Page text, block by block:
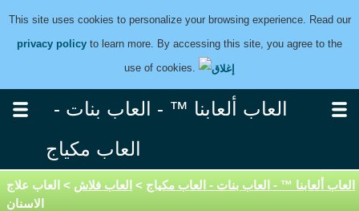
This site uses cookies to personalize your browsing experience. Read our
privacy policy to learn more. By accessing this site, you agree to the
use of cookies.
العاب ألعابنا ™ - العاب بنات -
العاب مكياج
العاب ألعابنا ™ - العاب بنات - العاب مكياج > العاب فلاش > العاب علاج
الاسنان